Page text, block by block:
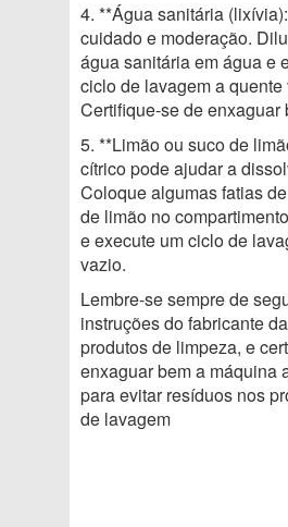
4. **Água sanitária
cuidado e moderação.
água sanitária em água e
ciclo de lavagem a quente
Certifique-se de enxaguar
5. **Limão ou suco de
cítrico pode ajudar a
Coloque algumas fatias
de limão no
e execute um ciclo de
vazio.
Lembre-se sempre de
instruções do fabricante
produtos de limpeza, e
enxaguar bem a máquina
para evitar resíduos nos
de lavagem